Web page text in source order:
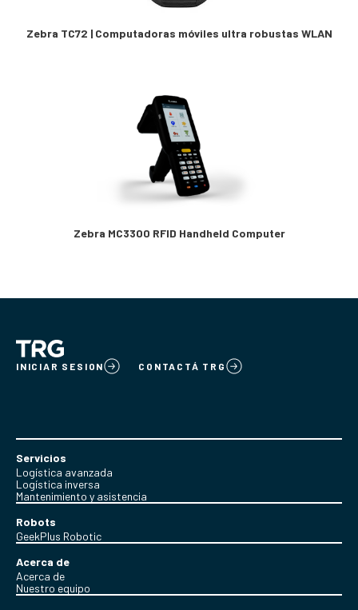
Zebra TC72 | Computadoras móviles ultra robustas WLAN
Zebra MC3300 RFID Handheld Computer
INICIAR SESION CONTACTÁ TRG
Servicios
Logística avanzada
Logística inversa
Mantenimiento y asistencia
Robots
GeekPlus Robotic
Acerca de
Acerca de
Nuestro equipo